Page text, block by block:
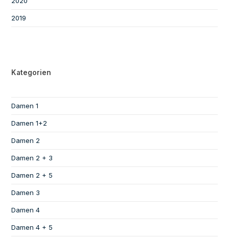
2019
Kategorien
Damen 1
Damen 1+2
Damen 2
Damen 2 + 3
Damen 2 + 5
Damen 3
Damen 4
Damen 4 + 5